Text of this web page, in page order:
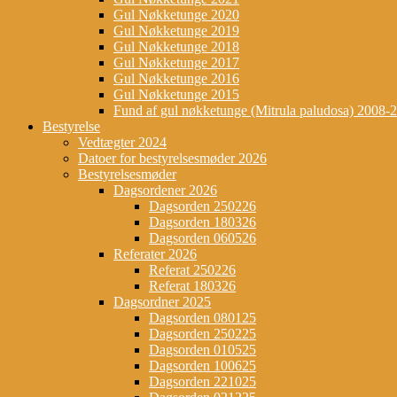
Gul Nøkketunge 2020
Gul Nøkketunge 2019
Gul Nøkketunge 2018
Gul Nøkketunge 2017
Gul Nøkketunge 2016
Gul Nøkketunge 2015
Fund af gul nøkketunge (Mitrula paludosa) 2008-
Bestyrelse
Vedtægter 2024
Datoer for bestyrelsesmøder 2026
Bestyrelsesmøder
Dagsordener 2026
Dagsorden 250226
Dagsorden 180326
Dagsorden 060526
Referater 2026
Referat 250226
Referat 180326
Dagsordner 2025
Dagsorden 080125
Dagsorden 250225
Dagsorden 010525
Dagsorden 100625
Dagsorden 221025